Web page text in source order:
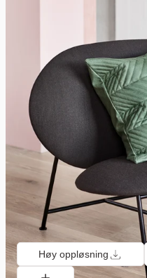
Høy oppløsning